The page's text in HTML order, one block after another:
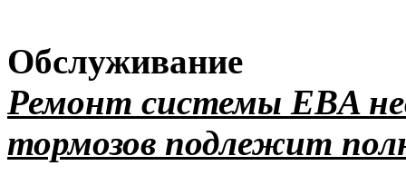
Обслуживание
Ремонт системы EBA
тормозов подлежит